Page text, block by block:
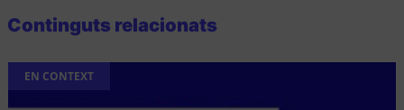
Continguts relacionats
EN CONTEXT